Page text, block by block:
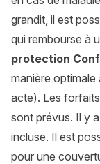
grandit, il est
qui rembourse à
protection
manière
acte). Les
sont prévus. Il y
incluse. Il est
pour une